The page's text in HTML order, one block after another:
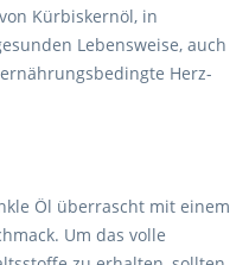
Kürbiskernöl, in
Lebensweise, auch
Herz-
Öl überrascht mit einem
Um das volle